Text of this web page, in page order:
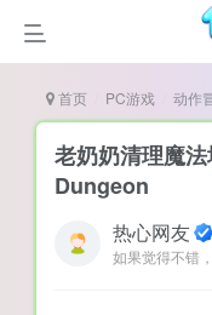
首页 PC游戏 动作
老奶奶清理魔
Dungeon
热心网友
如果觉得不错